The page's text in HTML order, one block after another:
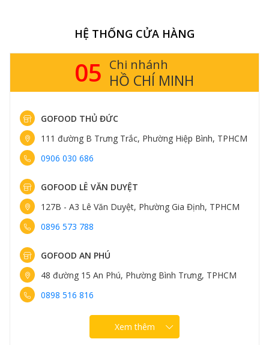
HỆ THỐNG CỬA HÀNG
05 Chi nhánh
HỒ CHÍ MINH
GOFOOD THỦ ĐỨC
111 đường B Trưng Trắc, Phường Hiệp Bình, TPHCM
0906 030 686
GOFOOD LÊ VĂN DUYỆT
127B - A3 Lê Văn Duyệt, Phường Gia Định, TPHCM
0896 573 788
GOFOOD AN PHÚ
48 đường 15 An Phú, Phường Bình Trưng, TPHCM
0898 516 816
Xem thêm